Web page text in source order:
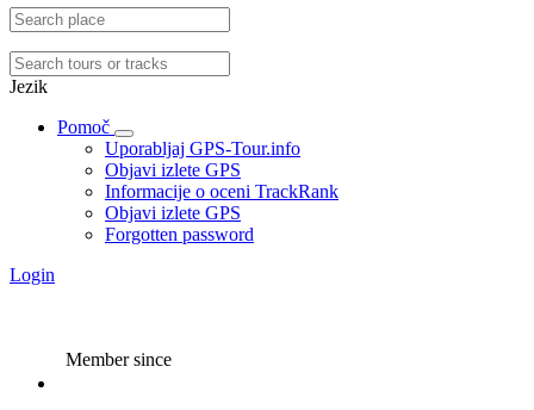
Jezik
Pomoč
Uporabljaj GPS-Tour.info
Objavi izlete GPS
Informacije o oceni TrackRank
Objavi izlete GPS
Forgotten password
Login
Member since